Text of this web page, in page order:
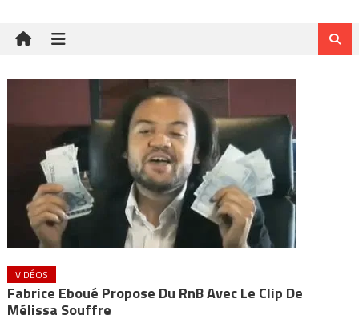
VIDÉOS
Fabrice Eboué Propose Du RnB Avec Le Clip De
Mélissa Souffre